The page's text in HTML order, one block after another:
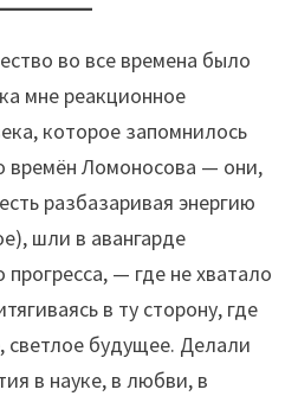
во все времена было
мне реакционное
которое запомнилось
времён Ломоносова — они,
разбазаривая энергию
шли в авангарде
прогресса, — где не хватало
в ту сторону, где
светлое будущее. Делали
в науке, в любви, в